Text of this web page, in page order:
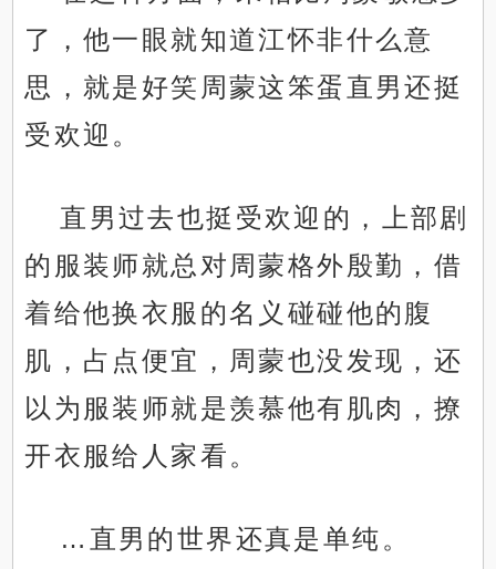
了，他一眼就知道江怀非什么意
思，就是好笑周蒙这笨蛋直男还挺
受欢迎。
直男过去也挺受欢迎的，上部剧
的服装师就总对周蒙格外殷勤，借
着给他换衣服的名义碰碰他的腹
肌，占点便宜，周蒙也没发现，还
以为服装师就是羡慕他有肌肉，撩
开衣服给人家看。
…直男的世界还真是单纯。